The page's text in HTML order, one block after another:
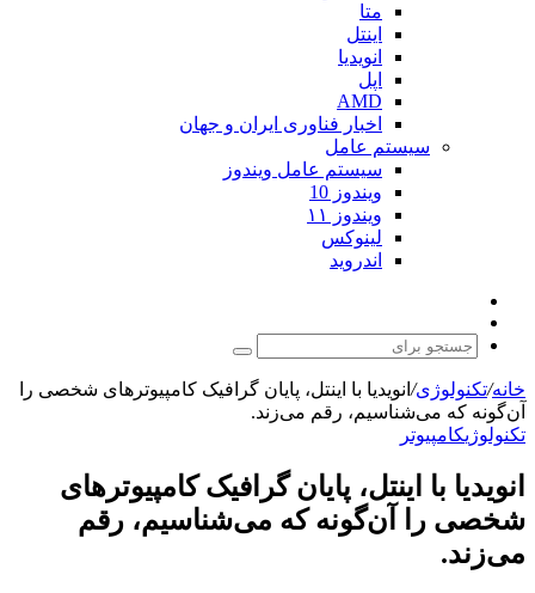
متا
اینتل
انویدیا
اپل
AMD
اخبار فناوری ایران و جهان
سیستم عامل
سیستم عامل ویندوز
ویندوز 10
ویندوز ۱۱
لینوکس
اندروید
پوسته
جستجو
برای
خانه/تکنولوژی/ انویدیا با اینتل، پایان گرافیک کامپیوترهای شخصی را
آن‌گونه که می‌شناسیم، رقم می‌زند.
تکنولوژیکامپیوتر
انویدیا با اینتل، پایان گرافیک کامپیوترهای
شخصی را آن‌گونه که می‌شناسیم، رقم
می‌زند.